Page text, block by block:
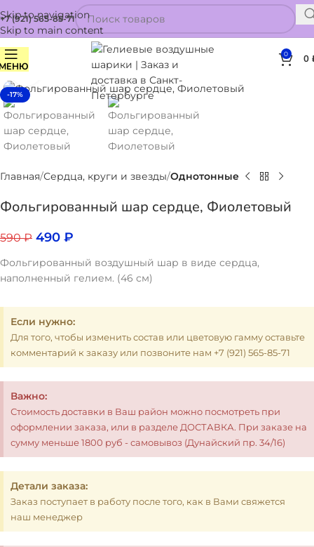
Skip to navigation
Skip to main content
+7 (921) 565-85-71
0 0
-17%
Нажмите, чтобы увеличить
Главная Сердца, круги и звезды Однотонные
Фольгированный шар сердце, Фиолетовый
590₽ 490 ₽
Фольгированный воздушный шар в виде сердца,
наполненный гелием. (46 см)
Если нужно:
Для того, чтобы изменить состав или цветовую гамму оставьте
комментарий к заказу или позвоните нам +7 (921) 565-85-71
Важно:
Стоимость доставки в Ваш район можно посмотреть при
оформлении заказа, или в разделе ДОСТАВКА. При заказе на
сумму меньше 1800 руб - самовывоз (Дунайский пр. 34/16)
Детали заказа:
Заказ поступает в работу после того, как в Вами свяжется
наш менеджер